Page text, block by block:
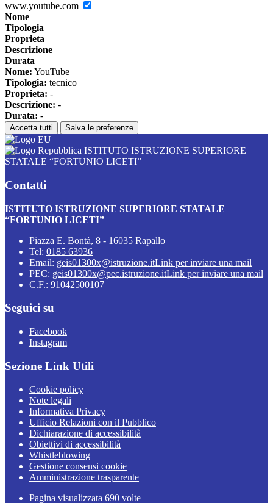
www.youtube.com
Nome
Tipologia
Proprieta
Descrizione
Durata
Nome: YouTube
Tipologia: tecnico
Proprieta: -
Descrizione: -
Durata: -
Accetta tutti Salva le preferenze
ISTITUTO ISTRUZIONE SUPERIORE
STATALE “FORTUNIO LICETI”
Contatti
ISTITUTO ISTRUZIONE SUPERIORE STATALE
“FORTUNIO LICETI”
Piazza E. Bontà, 8 - 16035 Rapallo
Tel: 0185 63936
Email: geis01300x@istruzione.itLink per inviare una mail
PEC: geis01300x@pec.istruzione.itLink per inviare una mail
C.F.: 91042500107
Seguici su
Facebook
Instagram
Sezione Link Utili
Cookie policy
Note legali
Informativa Privacy
Ufficio Relazioni con il Pubblico
Dichiarazione di accessibilità
Obiettivi di accessibilità
Whistleblowing
Gestione consensi cookie
Amministrazione trasparente
Pagina visualizzata 690 volte